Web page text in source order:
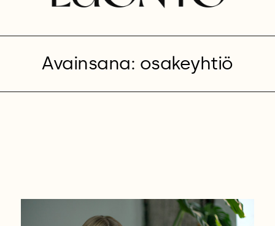
Avainsana: osakeyhtiö